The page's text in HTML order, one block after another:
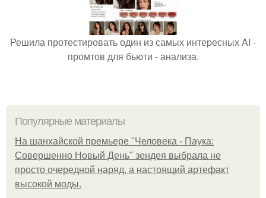
Решила протестировать один из самых интересных AI -
промтов для бьюти - анализа.
Популярные материалы
На шанхайской премьере "Человека - Паука:
Совершенно Новый День" зендея выбрала не
просто очередной наряд, а настоящий артефакт
высокой моды.